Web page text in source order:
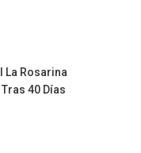
La Rosarina
40 Días